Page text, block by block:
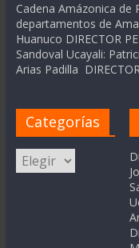
Cadena Amázonica de
departamentos de
Huanuco DIRECTOR
Sandoval Ucayali:
Arias Padilla
Categorías
Categorías